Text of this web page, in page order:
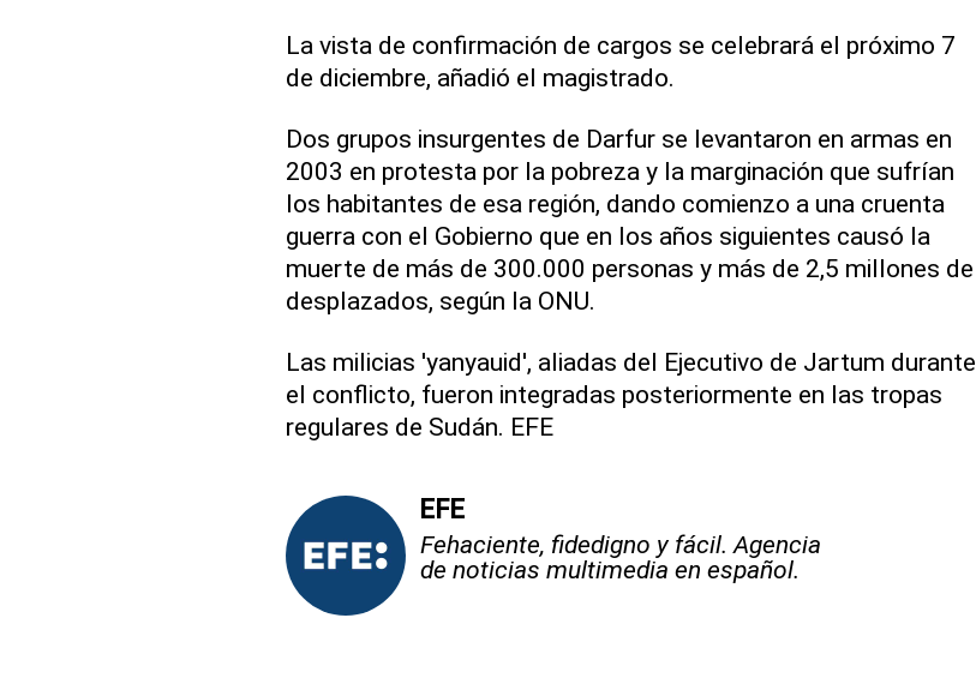
La vista de confirmación de cargos se celebrará el próximo 7
de diciembre, añadió el magistrado.
Dos grupos insurgentes de Darfur se levantaron en armas en
2003 en protesta por la pobreza y la marginación que sufrían
los habitantes de esa región, dando comienzo a una cruenta
guerra con el Gobierno que en los años siguientes causó la
muerte de más de 300.000 personas y más de 2,5 millones de
desplazados, según la ONU.
Las milicias 'yanyauid', aliadas del Ejecutivo de Jartum durante
el conflicto, fueron integradas posteriormente en las tropas
regulares de Sudán. EFE
EFE
Fehaciente, fidedigno y fácil. Agencia
de noticias multimedia en español.